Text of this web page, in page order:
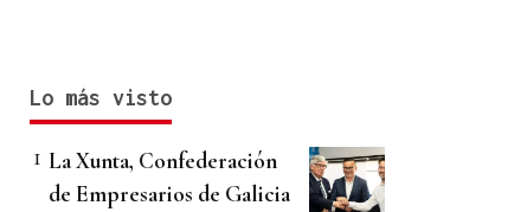
Lo más visto
La Xunta, Confederación
de Empresarios de Galicia